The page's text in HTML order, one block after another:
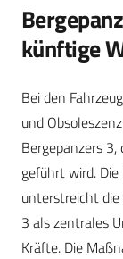
künftige
Bei den
und
Bergepanzers
geführt wird.
unterstreicht
3 als zentrales
Kräfte. Die